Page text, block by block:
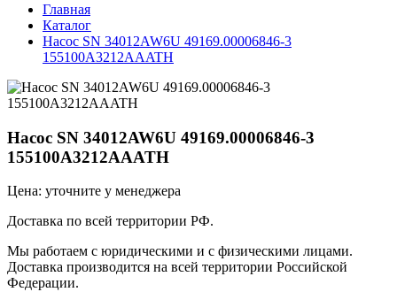
Главная
Каталог
Насос SN 34012AW6U 49169.00006846-3
155100A3212AAATH
Насос SN 34012AW6U 49169.00006846-3
155100A3212AAATH
Цена: уточните у менеджера
Доставка по всей территории РФ.
Мы работаем с юридическими и с физическими лицами.
Доставка производится на всей территории Российской
Федерации.